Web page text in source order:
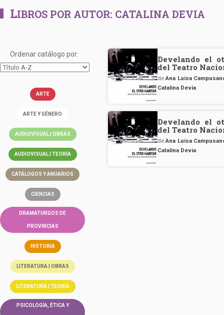
LIBROS POR AUTOR: CATALINA DEVIA
Ordenar catálogo por:
ARTE
ARTE Y GÉNERO
AUDIOVISUAL | OBRAS
AUDIOVISUAL | TEORÍA
CATÁLOGOS Y ANUARIOS
CIENCIAS
DRAMATURGOS DE
PROVINCIAS
HISTORIA
LITERATURA | OBRAS
LITERATURA | TEORÍA
PSICOLOGÍA, ÉTICA Y
Develando el
del Teatro
deAna Luisa
Catalina Devia
Develando el
del Teatro
deAna Luisa
Catalina Devia